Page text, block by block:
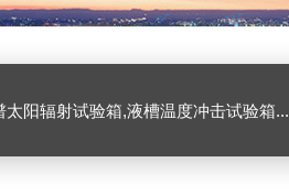
阳辐射试验箱,液槽温度冲击试验箱...